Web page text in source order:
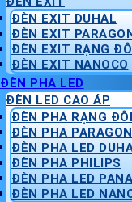
ĐÈN EXIT DUHAL
ĐÈN EXIT
ĐÈN EXIT RẠNG
ĐÈN EXIT NANOCO
ĐÈN PHA LED
ĐÈN LED CAO ÁP
ĐÈN PHA RẠNG
ĐÈN PHA PARAGON
ĐÈN PHA LED
ĐÈN PHA PHILIPS
ĐÈN PHA LED
ĐÈN PHA LED